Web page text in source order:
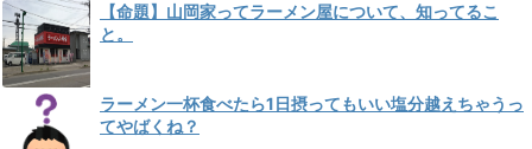
【命題】山岡家ってラーメン屋について、知ってるこ
と。
ラーメン一杯食べたら1日摂ってもいい塩分越えちゃうっ
てやばくね？